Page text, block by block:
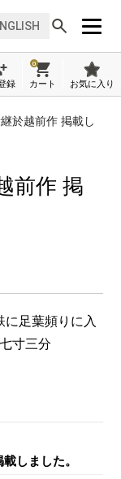
録
0
カート お気に入り
於越前作 掲載し
前作 掲
に足葉頻りに入
寸三分
しました。